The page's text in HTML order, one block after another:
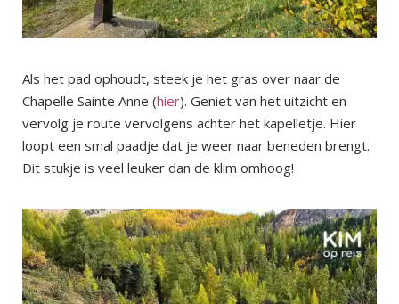
Als het pad ophoudt, steek je het gras over naar de
Chapelle Sainte Anne (hier). Geniet van het uitzicht en
vervolg je route vervolgens achter het kapelletje. Hier
loopt een smal paadje dat je weer naar beneden brengt.
Dit stukje is veel leuker dan de klim omhoog!